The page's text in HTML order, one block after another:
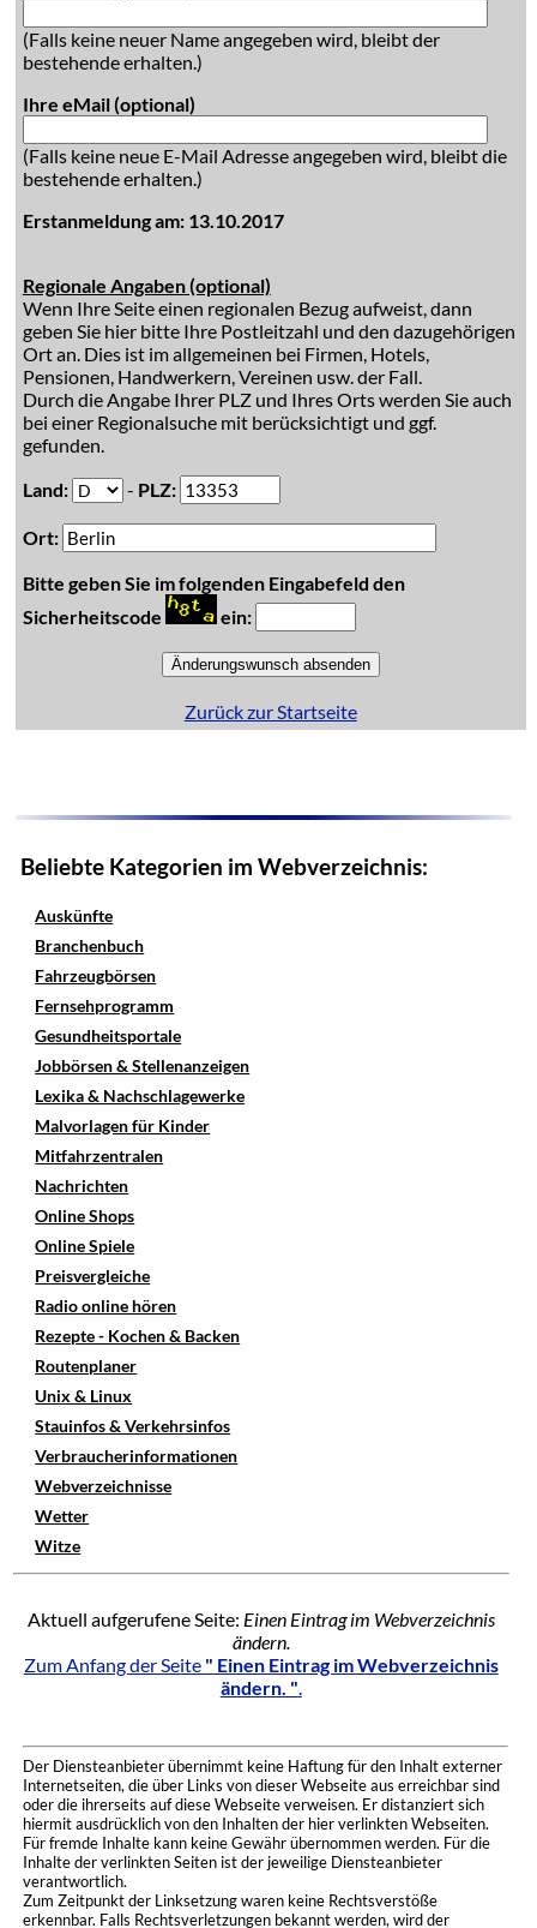
(Falls keine neuer Name angegeben wird, bleibt der
bestehende erhalten.)
Ihre eMail (optional)
(Falls keine neue E-Mail Adresse angegeben wird, bleibt die
bestehende erhalten.)
Erstanmeldung am: 13.10.2017
Regionale Angaben (optional)
Wenn Ihre Seite einen regionalen Bezug aufweist, dann
geben Sie hier bitte Ihre Postleitzahl und den dazugehörigen
Ort an. Dies ist im allgemeinen bei Firmen, Hotels,
Pensionen, Handwerkern, Vereinen usw. der Fall.
Durch die Angabe Ihrer PLZ und Ihres Orts werden Sie auch
bei einer Regionalsuche mit berücksichtigt und ggf.
gefunden.
Land:
- PLZ:
Ort:
Bitte geben Sie im folgenden Eingabefeld den
Sicherheitscode
ein:
Zurück zur Startseite
Beliebte Kategorien im Webverzeichnis:
Auskünfte
Branchenbuch
Fahrzeugbörsen
Fernsehprogramm
Gesundheitsportale
Jobbörsen & Stellenanzeigen
Lexika & Nachschlagewerke
Malvorlagen für Kinder
Mitfahrzentralen
Nachrichten
Online Shops
Online Spiele
Preisvergleiche
Radio online hören
Rezepte - Kochen & Backen
Routenplaner
Unix & Linux
Stauinfos & Verkehrsinfos
Verbraucherinformationen
Webverzeichnisse
Wetter
Witze
Aktuell aufgerufene Seite: Einen Eintrag im Webverzeichnis
ändern.
Zum Anfang der Seite " Einen Eintrag im Webverzeichnis
ändern. ".
Der Diensteanbieter übernimmt keine Haftung für den Inhalt externer
Internetseiten, die über Links von dieser Webseite aus erreichbar sind
oder die ihrerseits auf diese Webseite verweisen. Er distanziert sich
hiermit ausdrücklich von den Inhalten der hier verlinkten Webseiten.
Für fremde Inhalte kann keine Gewähr übernommen werden. Für die
Inhalte der verlinkten Seiten ist der jeweilige Diensteanbieter
verantwortlich.
Zum Zeitpunkt der Linksetzung waren keine Rechtsverstöße
erkennbar. Falls Rechtsverletzungen bekannt werden, wird der